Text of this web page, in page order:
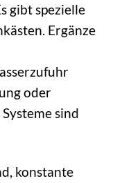
gibt spezielle
Ergänze
oder
sind
konstante